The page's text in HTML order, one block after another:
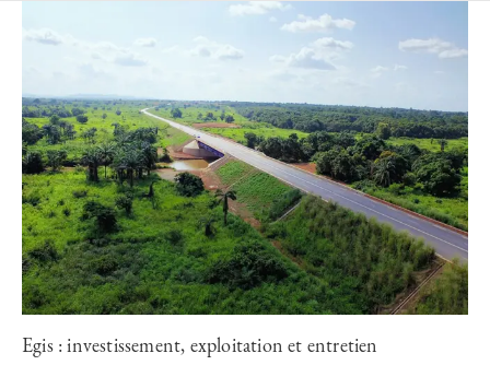
Egis : investissement, exploitation et entretien